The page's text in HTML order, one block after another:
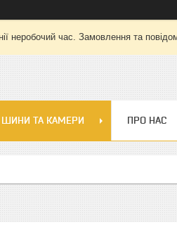
неробочий час. Замовлення та
ШИНИ ТА КАМЕРИ ПРО НАС